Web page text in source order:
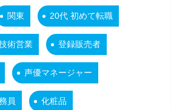
関東 20代 初めて転職
術営業 登録販売者
声優マネージャー
員 化粧品